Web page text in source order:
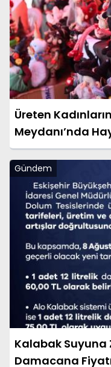
Üreten
Meydanı’nda
Gündem
Kalabak Suyuna
Damacana